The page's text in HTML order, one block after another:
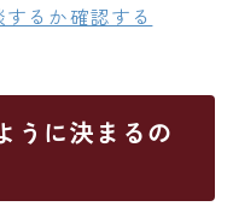
るか確認する
うに決まるの